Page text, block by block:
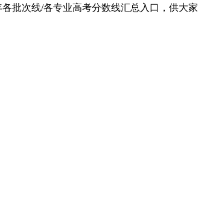
批次线/各专业高考分数线汇总入口，供大家